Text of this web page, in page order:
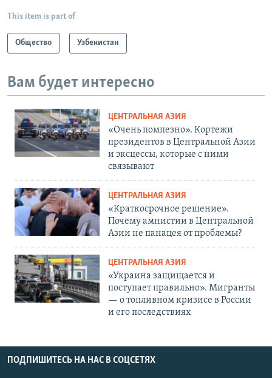
This item is part of
Общество Узбекистан
Вам будет интересно
ЦЕНТРАЛЬНАЯ АЗИЯ
«Очень помпезно». Кортежи
президентов в Центральной Азии
и эксцессы, которые с ними
связывают
ЦЕНТРАЛЬНАЯ АЗИЯ
«Краткосрочное решение».
Почему амнистии в Центральной
Азии не панацея от проблемы?
ЦЕНТРАЛЬНАЯ АЗИЯ
«Украина защищается и
поступает правильно». Мигранты
— о топливном кризисе в России
и его последствиях
ПОДПИШИТЕСЬ НА НАС В СОЦСЕТЯХ